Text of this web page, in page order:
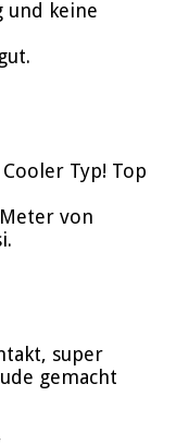
und keine
Typ! Top
von
super
gemacht